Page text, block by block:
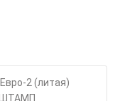
2 (литая)